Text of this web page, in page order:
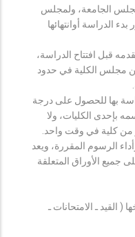
الجامعة، ولمجلس
الدراسة أوانتهائها
قبل افتتاح الدراسة،
من مجلس الكلية في حدود
بها للحصول على درجة
بإحدى الكليات، ولا
من كلية في وقت واحد.
الرسوم المقررة، ويعد
الأوراق المتعلقة
( القيد ـ الامتحانات ـ